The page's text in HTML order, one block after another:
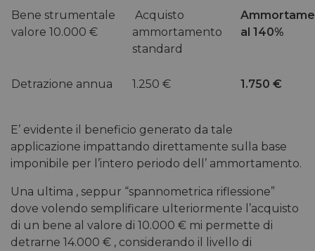
Bene strumentale
valore 10.000 €
Acquisto
ammortamento
standard
al 140%
Detrazione annua 1.250 € 1.750 €
E’ evidente il beneficio generato da tale
applicazione impattando direttamente sulla base
imponibile per l’intero periodo dell’ ammortamento.
Una ultima , seppur “spannometrica riflessione”
dove volendo semplificare ulteriormente l’acquisto
di un bene al valore di 10.000 € mi permette di
detrarne 14.000 € , considerando il livello di